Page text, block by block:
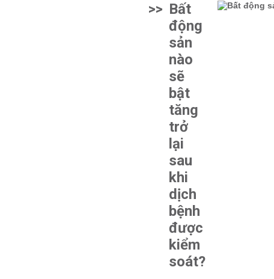
>> Bất
động
sản
nào
sẽ
bật
tăng
trở
lại
sau
khi
dịch
bệnh
được
kiểm
soát?